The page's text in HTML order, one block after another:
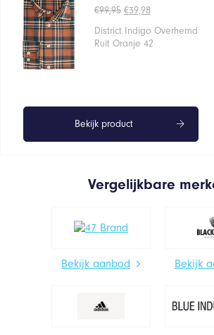
€99,95 Oorspronkelijke
was:
€99,95.
€39,98Huidige
is:
€39,98.
District Indigo Overhemd
Ruit Oranje 42
Bekijk product
Vergelijkbare
Bekijk aanbod Bekijk